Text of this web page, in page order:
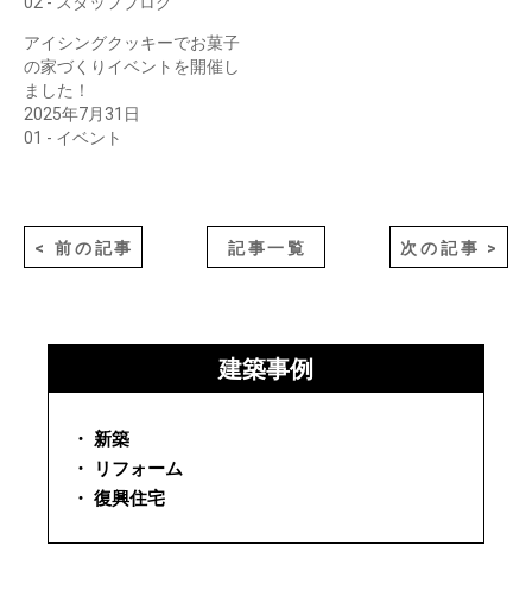
アイシングクッキーでお菓子
の家づくりイベントを開催し
ました！
2025年7月31日
01 - イベント
< 前の記事 記事一覧 次の記事 >
建築事例
・ 新築
・ リフォーム
・ 復興住宅